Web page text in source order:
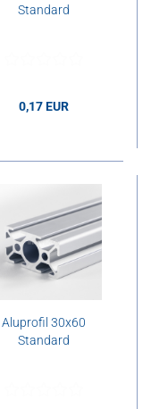
Standard
0,17 EUR
Aluprofil 30x60
Standard